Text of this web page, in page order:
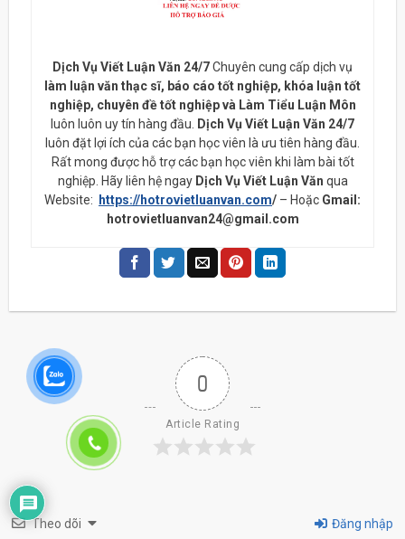
Dịch Vụ Viết Luận Văn 24/7Chuyên cung cấp dịch vụ
làm luận văn thạc sĩ, báo cáo tốt nghiệp, khóa luận tốt
nghiệp, chuyên đề tốt nghiệp và Làm Tiểu Luận Môn
luôn luôn uy tín hàng đầu.
Dịch Vụ Viết Luận Văn 24/7
luôn đặt lợi ích của các bạn học viên là ưu tiên hàng đầu.
Rất mong được hỗ trợ các bạn học viên khi làm bài tốt
nghiệp. Hãy liên hệ ngay Dịch Vụ Viết Luận Văn qua
Website:
https://hotrovietluanvan.com/ – Hoặc Gmail:
hotrovietluanvan24@gmail.com
0
Article Rating
Theo dõi Đăng nhập